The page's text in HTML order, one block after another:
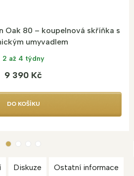
Oak 80 – koupelnová skříňka s
umyvadlem
2 až 4 týdny
9 390 Kč
DO KOŠÍKU
Diskuze Ostatní informace